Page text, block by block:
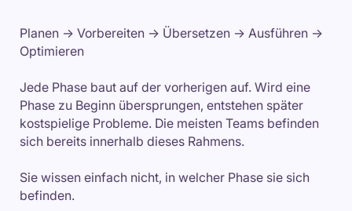
Planen → Vorbereiten → Übersetzen → Ausführen →
Optimieren
Jede Phase baut auf der vorherigen auf. Wird eine
Phase zu Beginn übersprungen, entstehen später
kostspielige Probleme. Die meisten Teams befinden
sich bereits innerhalb dieses Rahmens.
Sie wissen einfach nicht, in welcher Phase sie sich
befinden.